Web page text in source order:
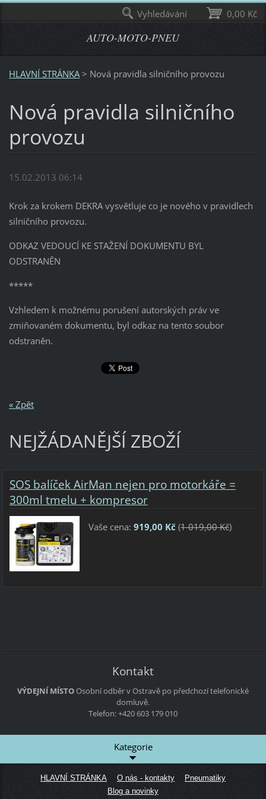
AUTO-MOTO-PNEU
HLAVNÍ STRÁNKA > Nová pravidla silničního provozu
Nová pravidla silničního
provozu
15.02.2013 06:14
Krok za krokem DEKRA vysvětluje co je nového v pravidlech
silničního provozu.
ODKAZ VEDOUCÍ KE STAŽENÍ DOKUMENTU BYL
ODSTRANĚN
*****
Vzhledem k možnému porušení autorských práv ve
zmiňovaném dokumentu, byl odkaz na tento soubor
odstraněn.
« Zpět
NEJŽÁDANĚJŠÍ ZBOŽÍ
SOS balíček AirMan nejen pro motorkáře =
300ml tmelu + kompresor
Vaše cena: 919,00 Kč(1 019,00 Kč)
Kontakt
VÝDEJNÍ MÍSTOOsobní odběr v Ostravě po předchozí telefonické
domluvě.
Telefon: +420 603 179 010
Kategorie
HLAVNÍ STRÁNKA O nás - kontakty
Pneumatiky
Blog a novinky
0,00 Kč
Vyhledávání